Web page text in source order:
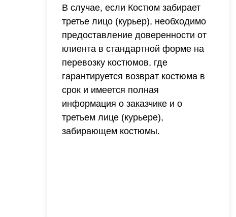
В случае, если Костюм забирает
третье лицо (курьер), необходимо
предоставление доверенности от
клиента в стандартной форме на
перевозку костюмов, где
гарантируется возврат костюма в
срок и имеется полная
информация о заказчике и о
третьем лице (курьере),
забирающем костюмы.